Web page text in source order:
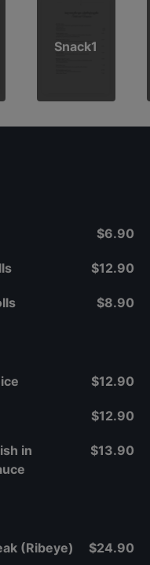
Snack1
$6.90
$12.90
$8.90
$12.90
$12.90
in
$13.90
(Ribeye) $24.90